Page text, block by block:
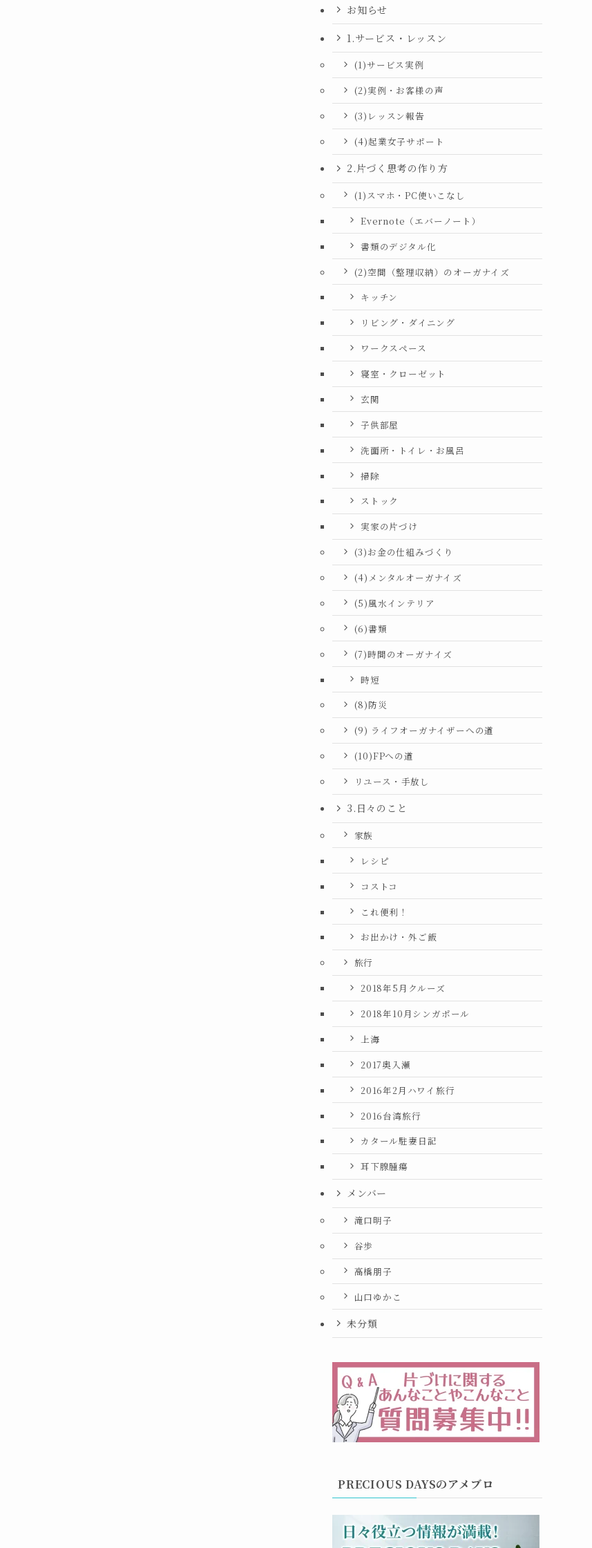
お知らせ
1.サービス・レッスン
(1)サービス実例
(2)実例・お客様の声
(3)レッスン報告
(4)起業女子サポート
2.片づく思考の作り方
(1)スマホ・PC使いこなし
Evernote（エバーノート）
書類のデジタル化
(2)空間（整理収納）のオーガナイズ
キッチン
リビング・ダイニング
ワークスペース
寝室・クローゼット
玄関
子供部屋
洗面所・トイレ・お風呂
掃除
ストック
実家の片づけ
(3)お金の仕組みづくり
(4)メンタルオーガナイズ
(5)風水インテリア
(6)書類
(7)時間のオーガナイズ
時短
(8)防災
(9) ライフオーガナイザーへの道
(10)FPへの道
リユース・手放し
3.日々のこと
家族
レシピ
コストコ
これ便利！
お出かけ・外ご飯
旅行
2018年5月クルーズ
2018年10月シンガポール
上海
2017奥入瀬
2016年2月ハワイ旅行
2016台湾旅行
カタール駐妻日記
耳下腺腫瘍
メンバー
滝口明子
谷歩
高橋朋子
山口ゆかこ
未分類
PRECIOUS DAYSのアメブロ